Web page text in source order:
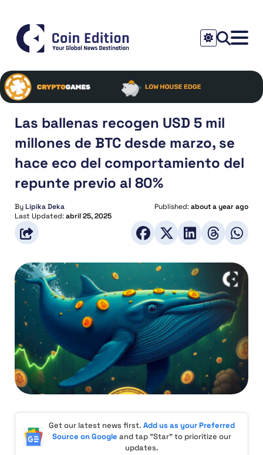
Las ballenas recogen USD 5 mil
millones de BTC desde marzo, se
hace eco del comportamiento del
repunte previo al 80%
ByLipika Deka Published:about a year ago
Last Updated:abril 25, 2025
Get our latest news first. Add us as your Preferred
Source on Google and tap "Star" to prioritize our
updates.